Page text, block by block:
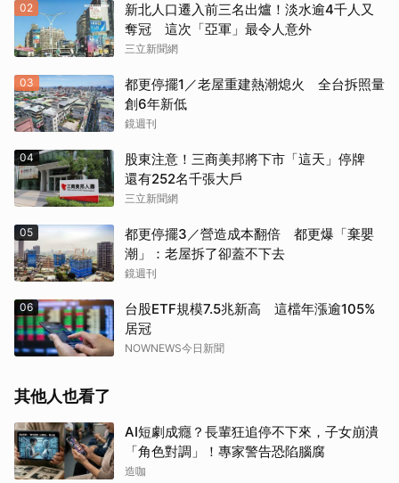
02
新北人口遷入前三名出爐！淡水逾4千人又
奪冠 這次「亞軍」最令人意外
三立新聞網
03
都更停擺1／老屋重建熱潮熄火 全台拆照量
創6年新低
鏡週刊
04
股東注意！三商美邦將下市「這天」停牌
還有252名千張大戶
三立新聞網
05
都更停擺3／營造成本翻倍 都更爆「棄嬰
潮」：老屋拆了卻蓋不下去
鏡週刊
06
台股ETF規模7.5兆新高 這檔年漲逾105%
居冠
NOWNEWS今日新聞
其他人也看了
AI短劇成癮？長輩狂追停不下來，子女崩潰
「角色對調」！專家警告恐陷腦腐
造咖